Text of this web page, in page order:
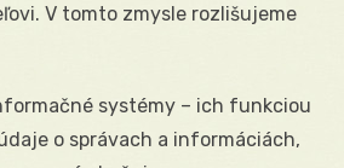
V tomto zmysle rozlišujeme
systémy – ich funkciou
o správach a informáciách,